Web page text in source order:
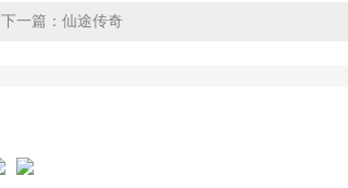
下一篇： 仙途传奇